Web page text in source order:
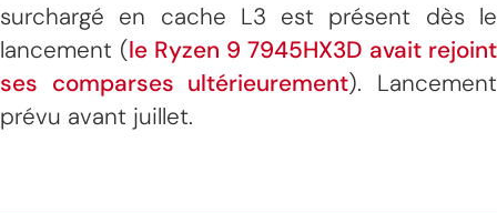
surchargé en cache L3 est présent dès le
lancement (le Ryzen 9 7945HX3D avait rejoint
ses comparses ultérieurement). Lancement
prévu avant juillet.